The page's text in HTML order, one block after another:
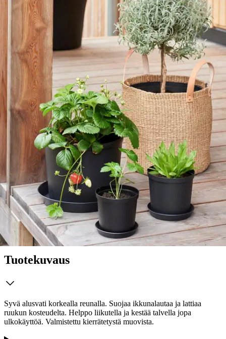
Verkkokaupan hinta
Valitse toimitustapa
Nouto myymälästä
Ilmainen
Siirry valitsemaan myymälä
Toimitus
Kotiin tai noutopisteeseenAlk. 0 €
Ilmainen toimitus yli 100 €:n tilauksille
Postin pakettiautomaattiin tai
palvelupisteeseen!
Etu ei koske Suuri‑lisäpalvelulla toimitettavia tuotteita.
Tarkista myymäläsaatavuus
Tuotekuvaus
Syvä alusvati korkealla reunalla. Suojaa ikkunalautaa ja lattiaa
ruukun kosteudelta. Helppo liikutella ja kestää talvella jopa
ulkokäyttöä. Valmistettu kierrätetystä muovista.